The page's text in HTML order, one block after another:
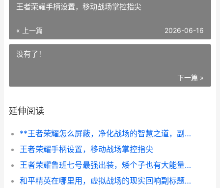
王者荣耀手柄设置，移动战场掌控指尖
« 上一篇 2026-06-16
没有了！
下一篇 »
延伸阅读
**王者荣耀怎么屏蔽，净化战场的智慧之道，副标题，资深玩家的心路历程与实战指南**
王者荣耀手柄设置，移动战场掌控指尖
王者荣耀鲁班七号最强出装，矮个子也有大能量的扫射艺术，副标题，生存与爆发的终极平衡之道
和平精英在哪里用，虚拟战场的现实回响副标题，一个资深玩家的空间沉思录